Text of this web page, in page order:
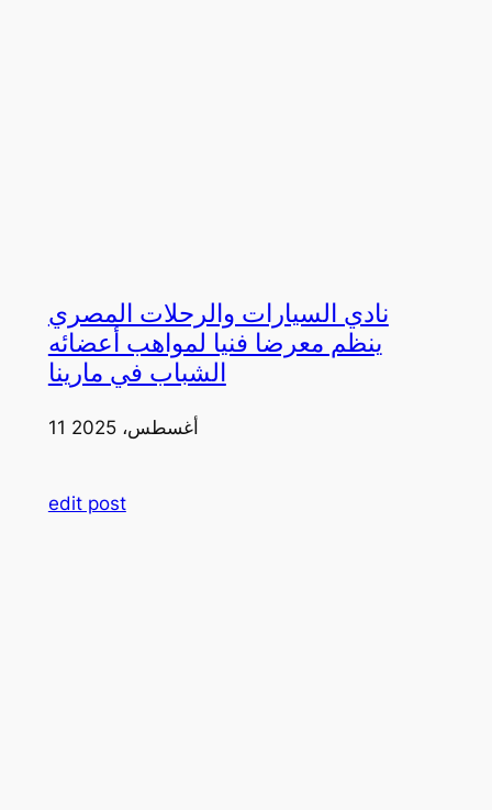
نادي السيارات والرحلات المصري
ينظم معرضا فنيا لمواهب أعضائه
الشباب في مارينا
11 أغسطس، 2025
edit post